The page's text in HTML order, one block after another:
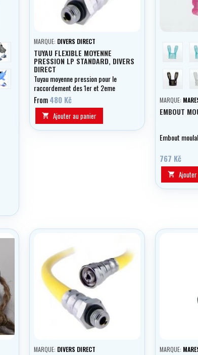
Hammerhead
Whaleshark
MARQUE: DIVERS DIRECT
TUYAU FLEXIBLE MOYENNE
PRESSION LP STANDARD, DIVERS
DIRECT
Tuyau moyenne pression pour le
raccordement des 1er et 2eme
étages d'automatisation, longueur
au choix 0,50 - 2,10 m, noir.
From480 Kč
 Ajouter au panier
modrá
černá
MARQUE:
EMBOUT
Embout
767 Kč

MARQUE: DIVERS DIRECT MARQUE: